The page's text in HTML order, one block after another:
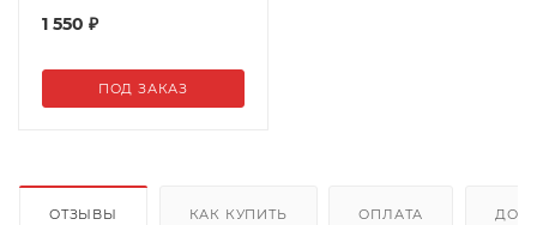
1 550 ₽
ПОД ЗАКАЗ
ОТЗЫВЫ КАК КУПИТЬ ОПЛАТА